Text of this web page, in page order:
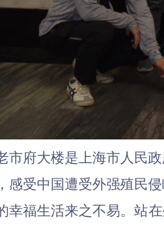
市府大楼是上海市人民
感受中国遭受外强殖民
幸福生活来之不易。站在